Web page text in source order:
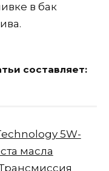
в бак
составляет:
5W-
масла